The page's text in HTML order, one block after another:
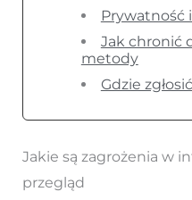
Prywatność
Jak chronić
metody
Gdzie
Jakie są zagrożenia w
przegląd